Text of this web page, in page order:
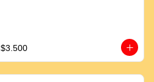
$3.500